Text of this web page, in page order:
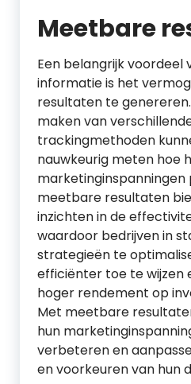
Meetbare
Een belangrijk voordeel
informatie is het
resultaten te
maken van
trackingmethoden
nauwkeurig meten hoe
marketinginspanningen
meetbare resultaten
inzichten in de
waardoor bedrijven in
strategieën te
efficiënter toe te wijzen
hoger rendement op
Met meetbare
hun
verbeteren en
en voorkeuren van hun